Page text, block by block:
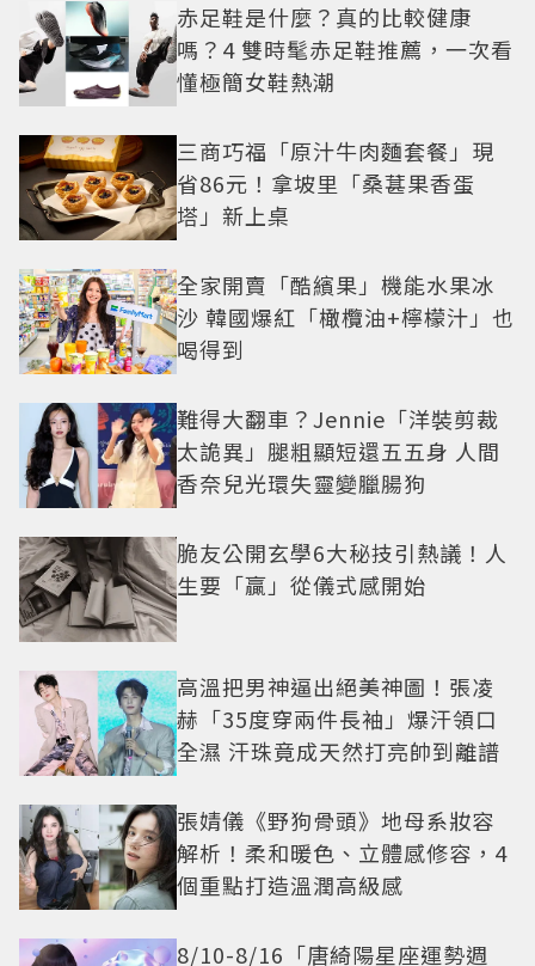
赤足鞋是什麼？真的比較健康
嗎？4 雙時髦赤足鞋推薦，一次看
懂極簡女鞋熱潮
三商巧福「原汁牛肉麵套餐」現
省86元！拿坡里「桑葚果香蛋
塔」新上桌
全家開賣「酷繽果」機能水果冰
沙 韓國爆紅「橄欖油+檸檬汁」也
喝得到
難得大翻車？Jennie「洋裝剪裁
太詭異」腿粗顯短還五五身 人間
香奈兒光環失靈變臘腸狗
脆友公開玄學6大秘技引熱議！人
生要「贏」從儀式感開始
高溫把男神逼出絕美神圖！張凌
赫「35度穿兩件長袖」爆汗領口
全濕 汗珠竟成天然打亮帥到離譜
張婧儀《野狗骨頭》地母系妝容
解析！柔和暖色、立體感修容，4
個重點打造溫潤高級感
8/10-8/16「唐綺陽星座運勢週